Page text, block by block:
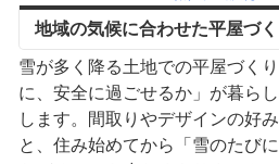
地域の気候に合わせた平屋づ
雪が多く降る土地での平屋づく
に、安全に過ごせるか」が暮ら
します。間取りやデザインの好
と、住み始めてから「雪のたび